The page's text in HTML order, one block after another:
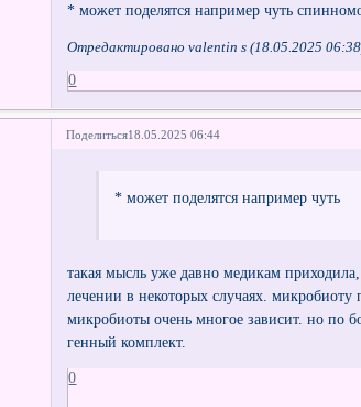
* может поделятся например чуть
Отредактировано valentin s (18.05.2025
0
Поделиться18.05.2025 06:44
* может поделятся например чуть
такая мысль уже давно медикам
лечении в некоторых случаях. микробиоту
микробиоты очень многое зависит. но по
генный комплект.
0